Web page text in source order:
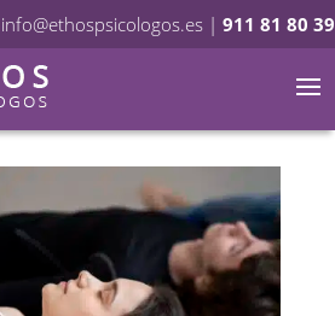
info@ethospsicologos.es | 911 81 80 39